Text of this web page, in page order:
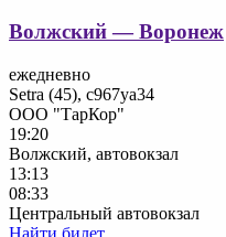
Волжский — Воронеж
ежедневно
Setra (45), с967уа34
ООО "ТарКор"
19:20
Волжский, автовокзал
13:13
08:33
Центральный автовокзал
Найти билет